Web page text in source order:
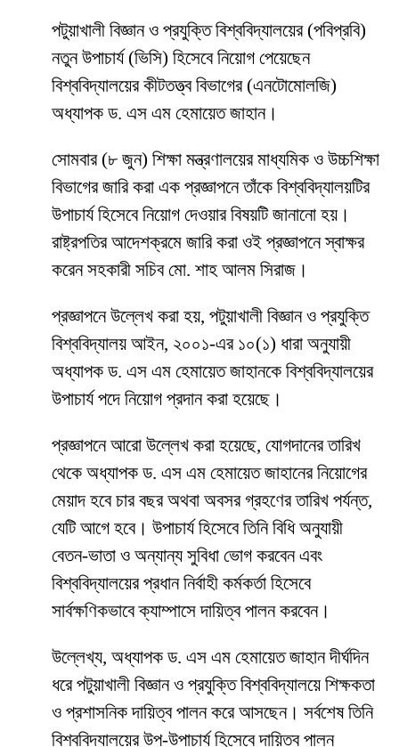
পটুয়াখালী বিজ্ঞান ও প্রযুক্তি বিশ্ববিদ্যালয়ের (পবিপ্রবি)
নতুন উপাচার্য (ভিসি) হিসেবে নিয়োগ পেয়েছেন
বিশ্ববিদ্যালয়ের কীটতত্ত্ব বিভাগের (এনটোমোলজি)
অধ্যাপক ড. এস এম হেমায়েত জাহান।
সোমবার (৮ জুন) শিক্ষা মন্ত্রণালয়ের মাধ্যমিক ও উচ্চশিক্ষা
বিভাগের জারি করা এক প্রজ্ঞাপনে তাঁকে বিশ্ববিদ্যালয়টির
উপাচার্য হিসেবে নিয়োগ দেওয়ার বিষয়টি জানানো হয়।
রাষ্ট্রপতির আদেশক্রমে জারি করা ওই প্রজ্ঞাপনে স্বাক্ষর
করেন সহকারী সচিব মো. শাহ আলম সিরাজ।
প্রজ্ঞাপনে উল্লেখ করা হয়, পটুয়াখালী বিজ্ঞান ও প্রযুক্তি
বিশ্ববিদ্যালয় আইন, ২০০১-এর ১০(১) ধারা অনুযায়ী
অধ্যাপক ড. এস এম হেমায়েত জাহানকে বিশ্ববিদ্যালয়ের
উপাচার্য পদে নিয়োগ প্রদান করা হয়েছে।
প্রজ্ঞাপনে আরো উল্লেখ করা হয়েছে, যোগদানের তারিখ
থেকে অধ্যাপক ড. এস এম হেমায়েত জাহানের নিয়োগের
মেয়াদ হবে চার বছর অথবা অবসর গ্রহণের তারিখ পর্যন্ত,
যেটি আগে হবে। উপাচার্য হিসেবে তিনি বিধি অনুযায়ী
বেতন-ভাতা ও অন্যান্য সুবিধা ভোগ করবেন এবং
বিশ্ববিদ্যালয়ের প্রধান নির্বাহী কর্মকর্তা হিসেবে
সার্বক্ষণিকভাবে ক্যাম্পাসে দায়িত্ব পালন করবেন।
উল্লেখ্য, অধ্যাপক ড. এস এম হেমায়েত জাহান দীর্ঘদিন
ধরে পটুয়াখালী বিজ্ঞান ও প্রযুক্তি বিশ্ববিদ্যালয়ে শিক্ষকতা
ও প্রশাসনিক দায়িত্ব পালন করে আসছেন। সর্বশেষ তিনি
বিশ্ববিদ্যালয়ের উপ-উপাচার্য হিসেবে দায়িত্ব পালন